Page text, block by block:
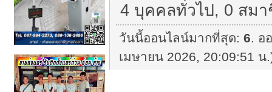
4 บุคคลทั่วไป, 0 สม
วันนี้ออนไลน์มากที่สุด:6. อ
เมษายน 2026, 20:09:51 น